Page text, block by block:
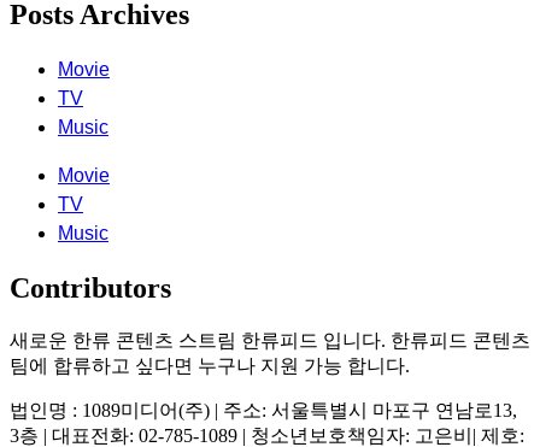
Posts Archives
Movie
TV
Music
Movie
TV
Music
Contributors
새로운 한류 콘텐츠 스트림 한류피드 입니다. 한류피드 콘텐츠
팀에 합류하고 싶다면 누구나 지원 가능 합니다.
법인명 : 1089미디어(주) | 주소: 서울특별시 마포구 연남로13,
3층 | 대표전화: 02-785-1089 | 청소년보호책임자: 고은비| 제호: